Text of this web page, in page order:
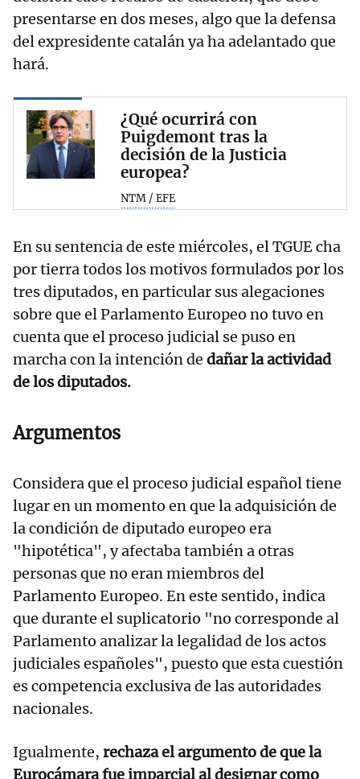
presentarse en dos meses, algo que la defensa
del expresidente catalán ya ha adelantado que
hará.
¿Qué ocurrirá con
Puigdemont tras la
decisión de la Justicia
europea?
NTM / EFE
En su sentencia de este miércoles, el TGUE cha
por tierra todos los motivos formulados por los
tres diputados, en particular sus alegaciones
sobre que el Parlamento Europeo no tuvo en
cuenta que el proceso judicial se puso en
marcha con la intención de dañar la actividad
de los diputados.
Argumentos
Considera que el proceso judicial español tiene
lugar en un momento en que la adquisición de
la condición de diputado europeo era
"hipotética", y afectaba también a otras
personas que no eran miembros del
Parlamento Europeo. En este sentido, indica
que durante el suplicatorio "no corresponde al
Parlamento analizar la legalidad de los actos
judiciales españoles", puesto que esta cuestión
es competencia exclusiva de las autoridades
nacionales.
Igualmente, rechaza el argumento de que la
Eurocámara fue imparcial al designar como